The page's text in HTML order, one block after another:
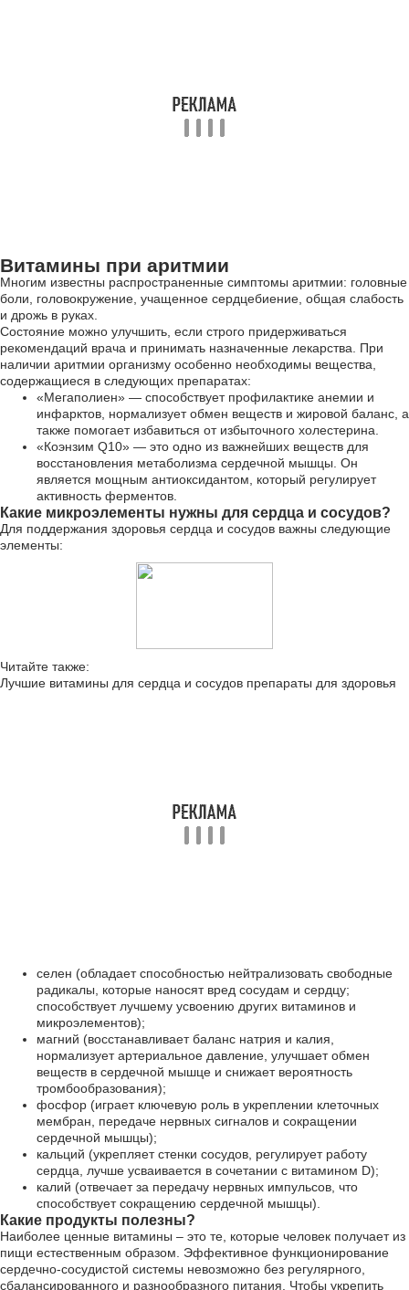
Витамины при аритмии
Многим известны распространенные симптомы аритмии: головные
боли, головокружение, учащенное сердцебиение, общая слабость
и дрожь в руках.
Состояние можно улучшить, если строго придерживаться
рекомендаций врача и принимать назначенные лекарства. При
наличии аритмии организму особенно необходимы вещества,
содержащиеся в следующих препаратах:
«Мегаполиен» — способствует профилактике анемии и
инфарктов, нормализует обмен веществ и жировой баланс, а
также помогает избавиться от избыточного холестерина.
«Коэнзим Q10» — это одно из важнейших веществ для
восстановления метаболизма сердечной мышцы. Он
является мощным антиоксидантом, который регулирует
активность ферментов.
Какие микроэлементы нужны для сердца и сосудов?
Для поддержания здоровья сердца и сосудов важны следующие
элементы:
Читайте также:
Лучшие витамины для сердца и сосудов препараты для здоровья
селен (обладает способностью нейтрализовать свободные
радикалы, которые наносят вред сосудам и сердцу;
способствует лучшему усвоению других витаминов и
микроэлементов);
магний (восстанавливает баланс натрия и калия,
нормализует артериальное давление, улучшает обмен
веществ в сердечной мышце и снижает вероятность
тромбообразования);
фосфор (играет ключевую роль в укреплении клеточных
мембран, передаче нервных сигналов и сокращении
сердечной мышцы);
кальций (укрепляет стенки сосудов, регулирует работу
сердца, лучше усваивается в сочетании с витамином D);
калий (отвечает за передачу нервных импульсов, что
способствует сокращению сердечной мышцы).
Какие продукты полезны?
Наиболее ценные витамины – это те, которые человек получает из
пищи естественным образом. Эффективное функционирование
сердечно-сосудистой системы невозможно без регулярного,
сбалансированного и разнообразного питания. Чтобы укрепить